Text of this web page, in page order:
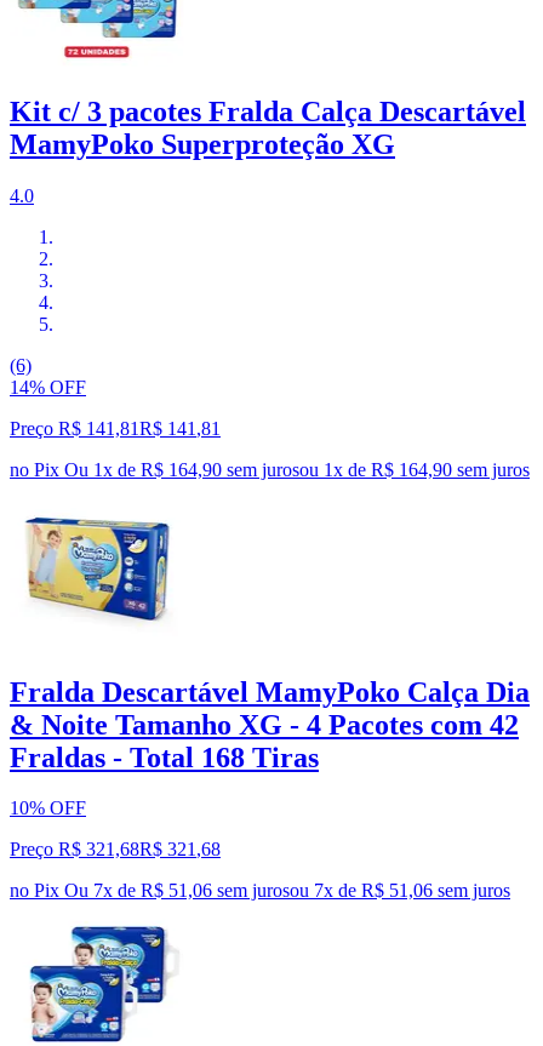
Kit c/ 3 pacotes Fralda Calça Descartável
MamyPoko Superproteção XG
4.0
(6)
14% OFF
Preço R$ 141,81R$ 141 ,81
no Pix Ou 1x de R$ 164,90 sem jurosou 1x de R$ 164,90 sem juros
Fralda Descartável MamyPoko Calça Dia
& Noite Tamanho XG - 4 Pacotes com 42
Fraldas - Total 168 Tiras
10% OFF
Preço R$ 321,68R$ 321,68
no Pix Ou 7x de R$ 51,06 sem jurosou 7x de R$ 51,06 sem juros